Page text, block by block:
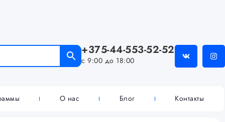
+375-44-553-52-52
с 9:00 до 18:00
О нас Блог Контакты